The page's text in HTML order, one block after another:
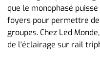
que le monophasé
foyers pour permettre
groupes. Chez Led
de l'éclairage sur rail